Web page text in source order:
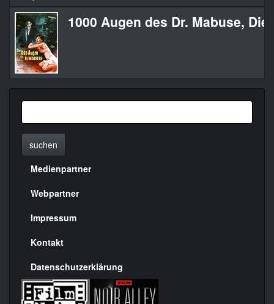
1000 Augen des Dr. Mabuse, Die
suchen
Menülinks
rechte
Seite
Medienpartner
Webpartner
Impressum
Kontakt
Datenschutzerklärung